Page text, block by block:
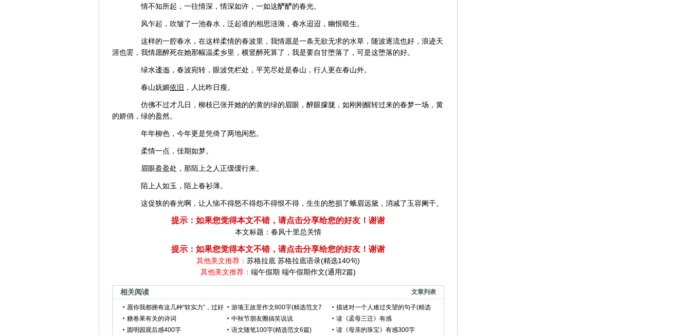
情不知所起，一往情深，情深如许，一如这酽酽的春光。
风乍起，吹皱了一池春水，泛起谁的相思涟漪，春水迢迢，幽恨暗生。
这样的一腔春水，在这样柔情的春波里，我情愿是一条无欲无求的水草，随波逐流也好，浪迹天
涯也罢，我情愿醉死在她那幅温柔乡里，横竖醉死算了，我是要自甘堕落了，可是这堕落的好。
绿水逶迤，春波宛转，眼波凭栏处，平芜尽处是春山，行人更在春山外。
春山妩媚依旧 ，人比昨日瘦。
仿佛不过才几日，柳枝已张开她的的黄的绿的眉眼，醉眼朦胧，如刚刚醒转过来的春梦一场，黄
的娇俏，绿的盈然。
年年柳色，今年更是凭倚了两地闲愁。
柔情一点，佳期如梦。
眉眼盈盈处，那陌上之人正缓缓行来。
陌上人如玉，陌上春衫薄。
这促狭的春光啊，让人恼不得怒不得怨不得恨不得，生生的愁损了蛾眉远黛，消减了玉容阑干。
提示：如果您觉得本文不错，请点击分享给您的好友！谢谢
本文标题： 春风十里总关情
提示：如果您觉得本文不错，请点击分享给您的好友！谢谢
其他美文推荐： 苏格拉底 苏格拉底语录(精选140句)
其他美文推荐： 端午假期 端午假期作文(通用2篇)
相关阅读 文章列表
愿你我都拥有这几种“软实力”，过好
后半生
游项王故里作文800字(精选范文7
篇)
描述对一个人难过失望的句子(精选
17句)
糖卷果有关的诗词 中秋节朋友圈搞笑说说
读《孟母三迁》有感
圆明园观后感400字
语文随笔100字(精选范文6篇) 读《母亲的珠宝》有感300字